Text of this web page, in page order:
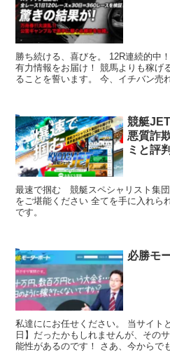
勝ち続ける、喜びを。 12R連続的中
有力情報をお届け！ 競馬よりも稼げ
ることを誓います。 今、イチバン売
競艇
悪質詐
ミと評
最速で掴む 競艇スペシャリスト集
をご堪能ください 全てを手に入れら
です。
必勝モ
私達ににお任せください。 当サイト
日】だったかもしれませんが、その
能性があるのです！ さあ、今からで